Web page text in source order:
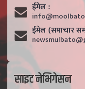
ईमेल :
ईमेल (समाचार
साइट नेभिगेसन